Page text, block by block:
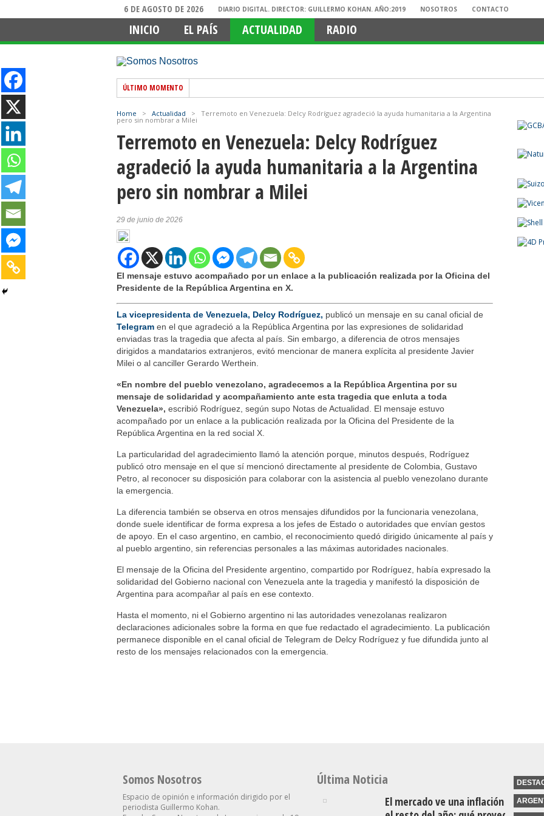
6 DE AGOSTO DE 2026 DIARIO DIGITAL. DIRECTOR: GUILLERMO KOHAN. AÑO:2019 NOSOTROS CONTACTO
INICIO EL PAÍS ACTUALIDAD RADIO
ÚLTIMO MOMENTO
Home > Actualidad > Terremoto en Venezuela: Delcy Rodríguez agradeció la ayuda humanitaria a la Argentina
pero sin nombrar a Milei
Terremoto en Venezuela: Delcy Rodríguez
agradeció la ayuda humanitaria a la Argentina
pero sin nombrar a Milei
29 de junio de 2026
El mensaje estuvo acompañado por un enlace a la publicación realizada por la Oficina del
Presidente de la República Argentina en X.
La vicepresidenta de Venezuela, Delcy Rodríguez, publicó un mensaje en su canal oficial de
Telegram en el que agradeció a la República Argentina por las expresiones de solidaridad
enviadas tras la tragedia que afecta al país. Sin embargo, a diferencia de otros mensajes
dirigidos a mandatarios extranjeros, evitó mencionar de manera explícita al presidente Javier
Milei o al canciller Gerardo Werthein.
«En nombre del pueblo venezolano, agradecemos a la República Argentina por su
mensaje de solidaridad y acompañamiento ante esta tragedia que enluta a toda
Venezuela», escribió Rodríguez, según supo Notas de Actualidad. El mensaje estuvo
acompañado por un enlace a la publicación realizada por la Oficina del Presidente de la
República Argentina en la red social X.
La particularidad del agradecimiento llamó la atención porque, minutos después, Rodríguez
publicó otro mensaje en el que sí mencionó directamente al presidente de Colombia, Gustavo
Petro, al reconocer su disposición para colaborar con la asistencia al pueblo venezolano durante
la emergencia.
La diferencia también se observa en otros mensajes difundidos por la funcionaria venezolana,
donde suele identificar de forma expresa a los jefes de Estado o autoridades que envían gestos
de apoyo. En el caso argentino, en cambio, el reconocimiento quedó dirigido únicamente al país y
al pueblo argentino, sin referencias personales a las máximas autoridades nacionales.
El mensaje de la Oficina del Presidente argentino, compartido por Rodríguez, había expresado la
solidaridad del Gobierno nacional con Venezuela ante la tragedia y manifestó la disposición de
Argentina para acompañar al país en ese contexto.
Hasta el momento, ni el Gobierno argentino ni las autoridades venezolanas realizaron
declaraciones adicionales sobre la forma en que fue redactado el agradecimiento. La publicación
permanece disponible en el canal oficial de Telegram de Delcy Rodríguez y fue difundida junto al
resto de los mensajes relacionados con la emergencia.
Somos Nosotros
Espacio de opinión e información dirigido por el
periodista Guillermo Kohan.
Última Noticia
El mercado ve una inflación a la baja